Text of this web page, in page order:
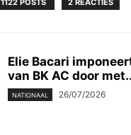
1122 POSTS 2 REACTIES
Elie Bacari
van BK AC door
NATIONAAL 26/07/2026